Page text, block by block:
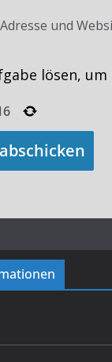
und
lösen,